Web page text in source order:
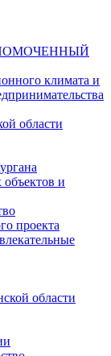
климата и
области
и
проекта
области